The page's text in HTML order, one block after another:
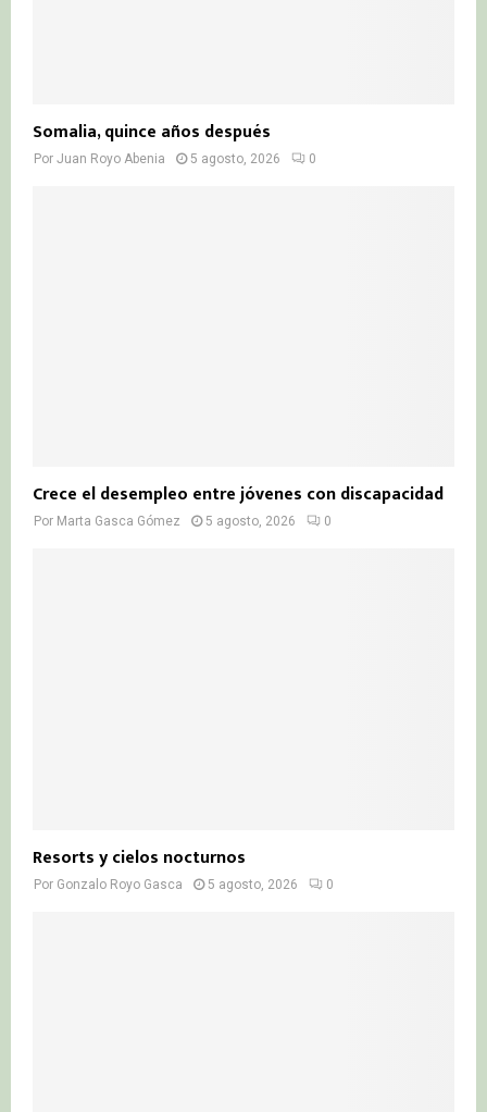
Somalia, quince años después
Por Juan Royo Abenia 5 agosto, 2026 0
Crece el desempleo entre jóvenes con discapacidad
Por Marta Gasca Gómez 5 agosto, 2026 0
Resorts y cielos nocturnos
Por Gonzalo Royo Gasca 5 agosto, 2026 0